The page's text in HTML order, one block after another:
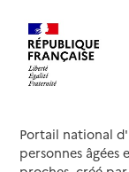
Portail national
personnes